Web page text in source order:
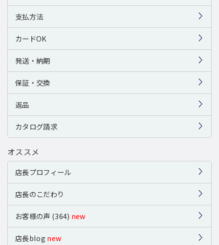
支払方法
カードOK
発送・納期
保証・交換
返品
カタログ請求
オススメ
店長プロフィール
店長のこだわり
お客様の声 (364) new
店長blog new